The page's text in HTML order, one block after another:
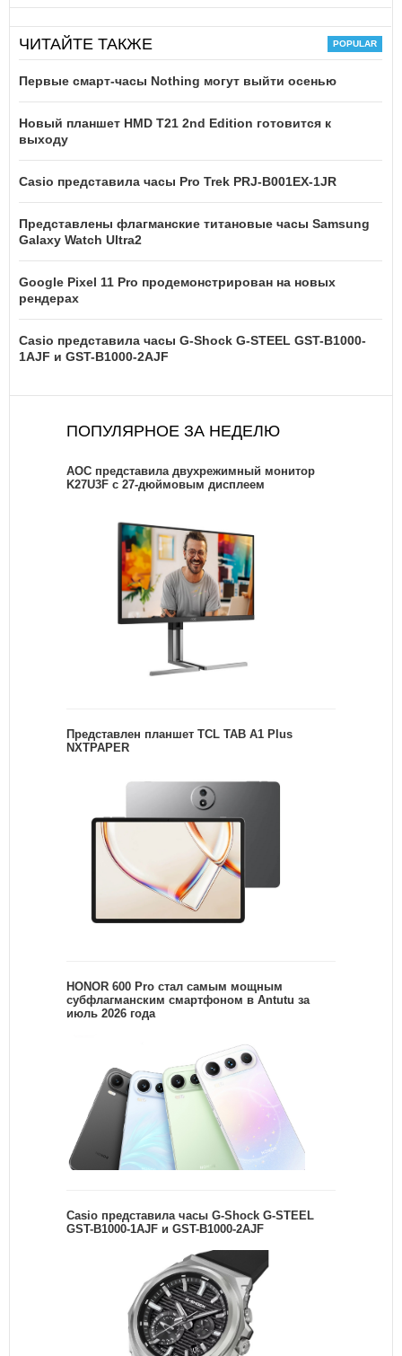
ЧИТАЙТЕ ТАКЖЕ
Первые смарт-часы Nothing могут выйти осенью
Новый планшет HMD T21 2nd Edition готовится к
выходу
Casio представила часы Pro Trek PRJ-B001EX-1JR
Представлены флагманские титановые часы Samsung
Galaxy Watch Ultra2
Google Pixel 11 Pro продемонстрирован на новых
рендерах
Casio представила часы G-Shock G-STEEL GST-B1000-
1AJF и GST-B1000-2AJF
ПОПУЛЯРНОЕ ЗА НЕДЕЛЮ
AOC представила двухрежимный монитор
K27U3F с 27-дюймовым дисплеем
Представлен планшет TCL TAB A1 Plus
NXTPAPER
HONOR 600 Pro стал самым мощным
субфлагманским смартфоном в Antutu за
июль 2026 года
Casio представила часы G-Shock G-STEEL
GST-B1000-1AJF и GST-B1000-2AJF